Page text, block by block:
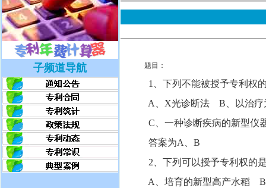
子频道导航 题目：
1、下列不能被授予专利权
A、X光诊断法 B、以治疗
C、一种诊断疾病的新型仪
答案为A、B
2、下列可以授予专利权的
A、培育的新型高产水稻 B